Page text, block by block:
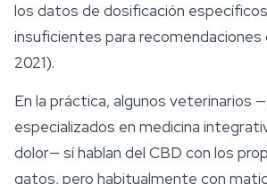
los datos de dosificación
insuficientes para recomendaciones
2021).
En la práctica, algunos veterinarios
especializados en medicina
dolor— sí hablan del CBD con los
gatos, pero habitualmente con